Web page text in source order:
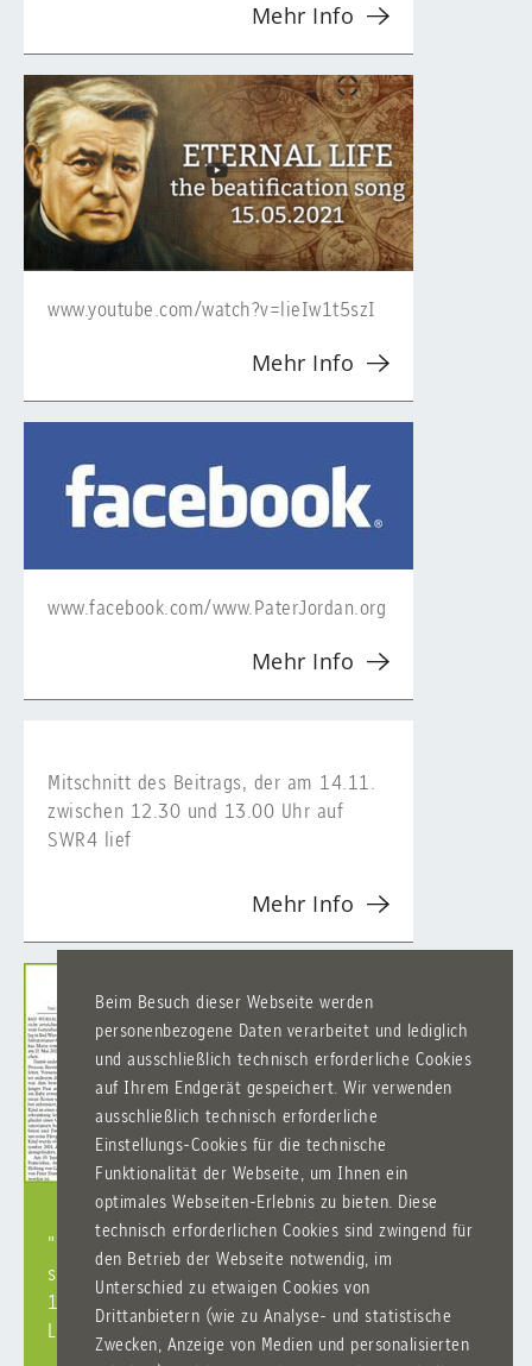
Beim Besuch dieser Webseite werden
personenbezogene Daten verarbeitet und lediglich
und ausschließlich technisch erforderliche Cookies
auf Ihrem Endgerät gespeichert. Wir verwenden
ausschließlich technisch erforderliche
Einstellungs-Cookies für die technische
Funktionalität der Webseite, um Ihnen ein
optimales Webseiten-Erlebnis zu bieten. Diese
technisch erforderlichen Cookies sind zwingend für
den Betrieb der Webseite notwendig, im
Unterschied zu etwaigen Cookies von
Drittanbietern (wie zu Analyse- und statistische
Zwecken, Anzeige von Medien und personalisierten
Mehr Info
www.youtube.com/watch?v=lieIw1t5szI
Mehr Info
www.facebook.com/www.PaterJordan.org
Mehr Info
Mitschnitt des Beitrags, der am 14.11.
zwischen 12.30 und 13.00 Uhr auf
SWR4 lief
Mehr Info
"Pater Franziskus Jordan wird
seliggesprochen" und "Am 6. November
1945 nahm das Salvatorkolleg den
Lehrbetrieb wieder auf" (SZ, 11. Nov.)